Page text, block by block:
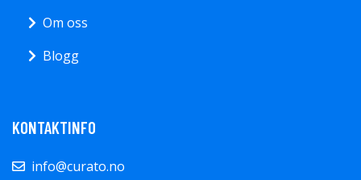
Om oss
Blogg
KONTAKTINFO
info@curato.no